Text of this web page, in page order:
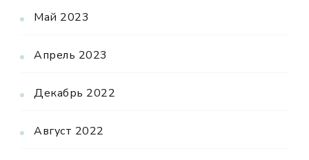
Май 2023
Апрель 2023
Декабрь 2022
Август 2022